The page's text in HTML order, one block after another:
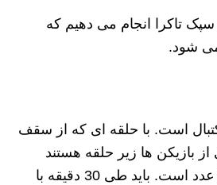
تاکرا انجام می دهیم که
شود.
است. با حلقه ای که از سقف
بازیکن ها زیر حلقه هستند
تعداد این بازیکن ها 5 عدد است. باید طی 30 دقیقه با